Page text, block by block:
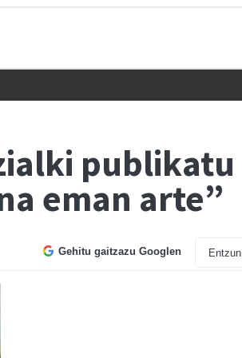
publikatu
eman arte”
Gehitu gaitzazu Googlen Entzun